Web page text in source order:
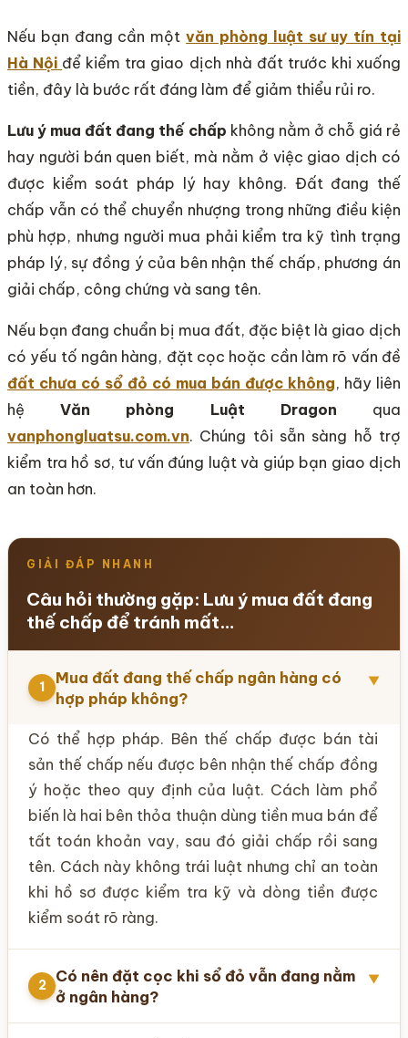
Nếu bạn đang cần mộtvăn phòng luật sư uy tín tại
Hà Nội để kiểm tra giao dịch nhà đất trước khi xuống
tiền, đây là bước rất đáng làm để giảm thiểu rủi ro.
Lưu ý mua đất đang thế chấp không nằm ở chỗ giá rẻ
hay người bán quen biết, mà nằm ở việc giao dịch có
được kiểm soát pháp lý hay không. Đất đang thế
chấp vẫn có thể chuyển nhượng trong những điều kiện
phù hợp, nhưng người mua phải kiểm tra kỹ tình trạng
pháp lý, sự đồng ý của bên nhận thế chấp, phương án
giải chấp, công chứng và sang tên.
Nếu bạn đang chuẩn bị mua đất, đặc biệt là giao dịch
có yếu tố ngân hàng, đặt cọc hoặc cần làm rõ vấn đề
đất chưa có sổ đỏ có mua bán được không, hãy liên
hệVăn phòng Luật Dragon qua
vanphongluatsu.com.vn. Chúng tôi sẵn sàng hỗ trợ
kiểm tra hồ sơ, tư vấn đúng luật và giúp bạn giao dịch
an toàn hơn.
GIẢI ĐÁP NHANH
Câu hỏi thường gặp: Lưu ý mua đất đang
thế chấp để tránh mất…
1
Mua đất đang thế chấp ngân hàng có
hợp pháp không?
▼
Có thể hợp pháp. Bên thế chấp được bán tài
sản thế chấp nếu được bên nhận thế chấp đồng
ý hoặc theo quy định của luật. Cách làm phổ
biến là hai bên thỏa thuận dùng tiền mua bán để
tất toán khoản vay, sau đó giải chấp rồi sang
tên. Cách này không trái luật nhưng chỉ an toàn
khi hồ sơ được kiểm tra kỹ và dòng tiền được
kiểm soát rõ ràng.
2
Có nên đặt cọc khi sổ đỏ vẫn đang nằm
ở ngân hàng?
▼